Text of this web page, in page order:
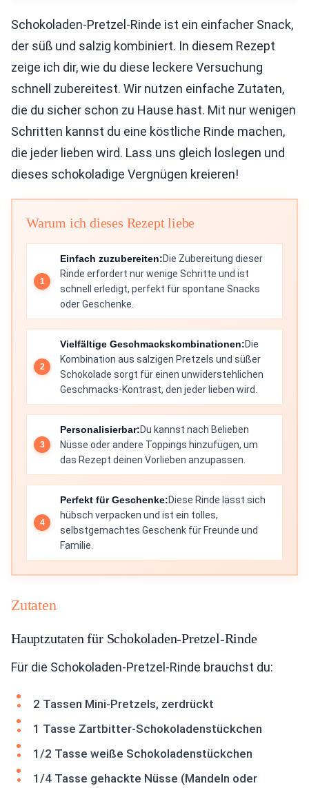
Schokoladen-Pretzel-Rinde ist ein einfacher Snack,
der süß und salzig kombiniert. In diesem Rezept
zeige ich dir, wie du diese leckere Versuchung
schnell zubereitest. Wir nutzen einfache Zutaten,
die du sicher schon zu Hause hast. Mit nur wenigen
Schritten kannst du eine köstliche Rinde machen,
die jeder lieben wird. Lass uns gleich loslegen und
dieses schokoladige Vergnügen kreieren!
Warum ich dieses Rezept liebe
Einfach zuzubereiten:Die Zubereitung dieser
Rinde erfordert nur wenige Schritte und ist
schnell erledigt, perfekt für spontane Snacks
oder Geschenke.
Vielfältige Geschmackskombinationen:Die
Kombination aus salzigen Pretzels und süßer
Schokolade sorgt für einen unwiderstehlichen
Geschmacks-Kontrast, den jeder lieben wird.
Personalisierbar:Du kannst nach Belieben
Nüsse oder andere Toppings hinzufügen, um
das Rezept deinen Vorlieben anzupassen.
Perfekt für Geschenke:Diese Rinde lässt sich
hübsch verpacken und ist ein tolles,
selbstgemachtes Geschenk für Freunde und
Familie.
Zutaten
Hauptzutaten für Schokoladen-Pretzel-Rinde
Für die Schokoladen-Pretzel-Rinde brauchst du:
2 Tassen Mini-Pretzels, zerdrückt
1 Tasse Zartbitter-Schokoladenstückchen
1/2 Tasse weiße Schokoladenstückchen
1/4 Tasse gehackte Nüsse (Mandeln oder